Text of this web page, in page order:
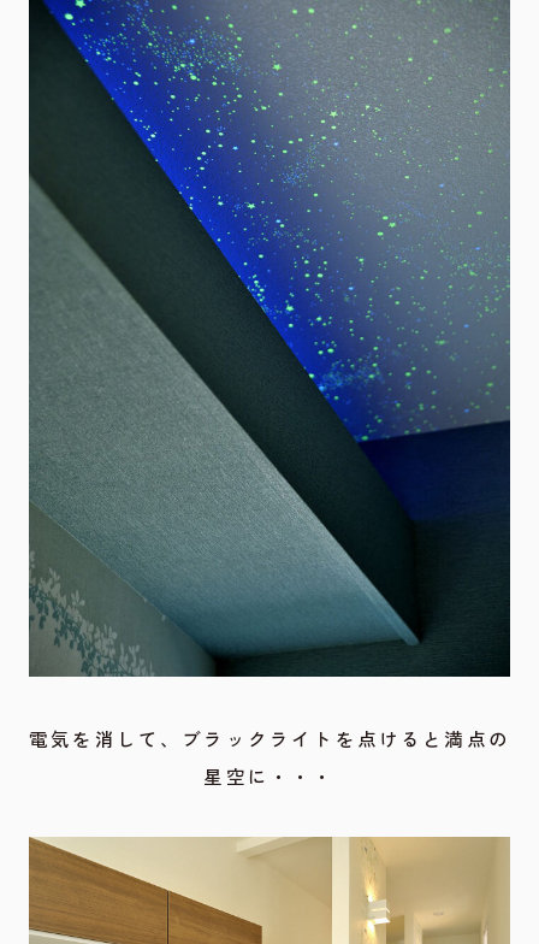
電気を消して、ブラックライトを点けると満点の
星空に・・・